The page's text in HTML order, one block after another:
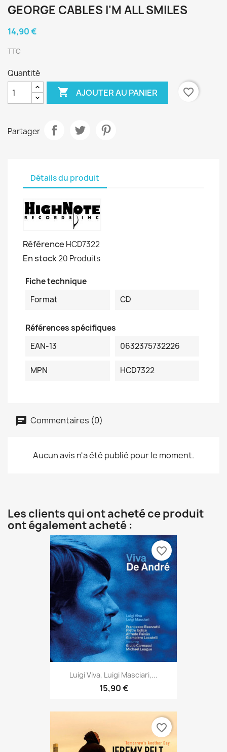
GEORGE CABLES I'M ALL SMILES
14,90 €
TTC
Quantité
 AJOUTER AU PANIER favorite_border
Partager
Détails du produit
Référence HCD7322
En stock20 Produits
Fiche technique
Format
CD
Références spécifiques
EAN-13
0632375732226
MPN HCD7322
Commentaires (0)
Aucun avis n'a été publié pour le moment.
Les clients qui ont acheté ce produit
ont également acheté :
Luigi Viva, Luigi Masciari,...
15,90 €
favorite_border
favorite_border